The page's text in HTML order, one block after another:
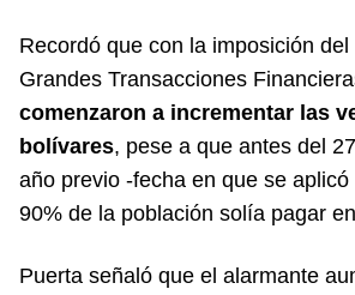
Recordó que con la imposición
Grandes Transacciones
comenzaron a incrementar las
bolívares, pese a que antes del
año previo -fecha en que se
90% de la población solía pagar
Puerta señaló que el alarmante